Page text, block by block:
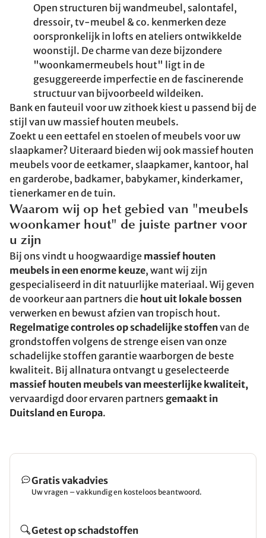
Open structuren bij wandmeubel, salontafel,
dressoir, tv-meubel & co. kenmerken deze
oorspronkelijk in lofts en ateliers ontwikkelde
woonstijl. De charme van deze bijzondere
"woonkamermeubels hout" ligt in de
gesuggereerde imperfectie en de fascinerende
structuur van bijvoorbeeld wildeiken.
Bank en fauteuil voor uw zithoek kiest u passend bij de
stijl van uw massief houten meubels.
Zoekt u een eettafel en stoelen of meubels voor uw
slaapkamer? Uiteraard bieden wij ook massief houten
meubels voor de eetkamer, slaapkamer, kantoor, hal
en garderobe, badkamer, babykamer, kinderkamer,
tienerkamer en de tuin.
Waarom wij op het gebied van "meubels
woonkamer hout" de juiste partner voor
u zijn
Bij ons vindt u hoogwaardige massief houten
meubels in een enorme keuze, want wij zijn
gespecialiseerd in dit natuurlijke materiaal. Wij geven
de voorkeur aan partners die hout uit lokale bossen
verwerken en bewust afzien van tropisch hout.
Regelmatige controles op schadelijke stoffenvan de
grondstoffen volgens de strenge eisen van onze
schadelijke stoffen garantie waarborgen de beste
kwaliteit. Bij allnatura ontvangt u geselecteerde
massief houten meubels van meesterlijke kwaliteit,
vervaardigd door ervaren partners gemaakt in
Duitsland en Europa.
Gratis vakadvies
Uw vragen – vakkundig en kosteloos beantwoord.
Getest op schadstoffen